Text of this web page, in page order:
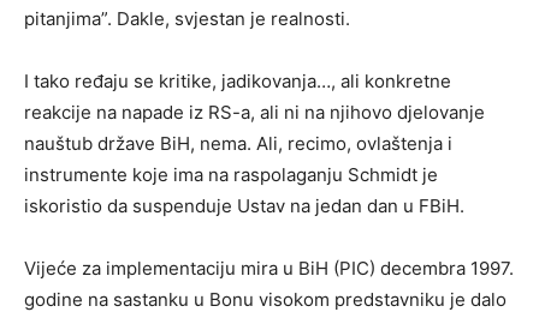
pitanjima”. Dakle, svjestan je realnosti.
I tako ređaju se kritike, jadikovanja…, ali konkretne
reakcije na napade iz RS-a, ali ni na njihovo djelovanje
nauštub države BiH, nema. Ali, recimo, ovlaštenja i
instrumente koje ima na raspolaganju Schmidt je
iskoristio da suspenduje Ustav na jedan dan u FBiH.
Vijeće za implementaciju mira u BiH (PIC) decembra 1997.
godine na sastanku u Bonu visokom predstavniku je dalo